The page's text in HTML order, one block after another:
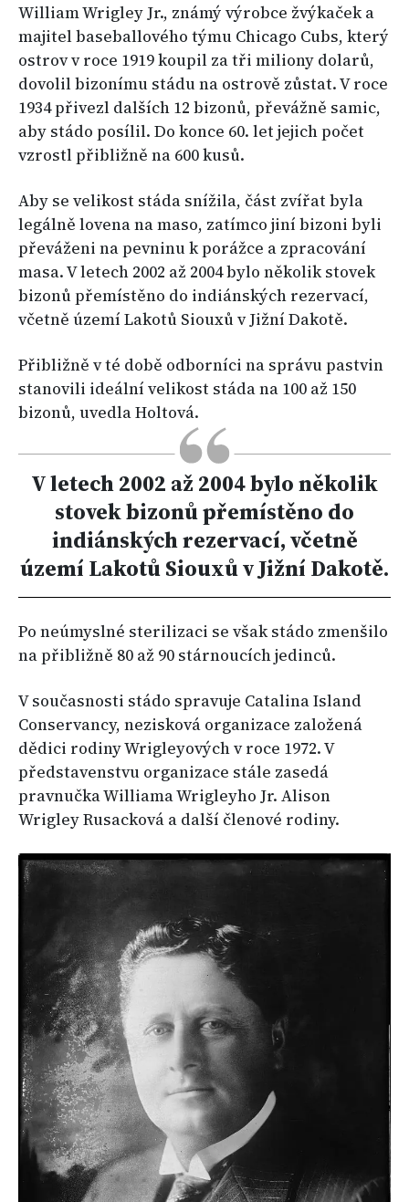
William Wrigley Jr., známý výrobce žvýkaček a
majitel baseballového týmu Chicago Cubs, který
ostrov v roce 1919 koupil za tři miliony dolarů,
dovolil bizonímu stádu na ostrově zůstat. V roce
1934 přivezl dalších 12 bizonů, převážně samic,
aby stádo posílil. Do konce 60. let jejich počet
vzrostl přibližně na 600 kusů.
Aby se velikost stáda snížila, část zvířat byla
legálně lovena na maso, zatímco jiní bizoni byli
převáženi na pevninu k porážce a zpracování
masa. V letech 2002 až 2004 bylo několik stovek
bizonů přemístěno do indiánských rezervací,
včetně území Lakotů Siouxů v Jižní Dakotě.
Přibližně v té době odborníci na správu pastvin
stanovili ideální velikost stáda na 100 až 150
bizonů, uvedla Holtová.
V letech 2002 až 2004 bylo několik
stovek bizonů přemístěno do
indiánských rezervací, včetně
území Lakotů Siouxů v Jižní Dakotě.
Po neúmyslné sterilizaci se však stádo zmenšilo
na přibližně 80 až 90 stárnoucích jedinců.
V současnosti stádo spravuje Catalina Island
Conservancy, nezisková organizace založená
dědici rodiny Wrigleyových v roce 1972. V
představenstvu organizace stále zasedá
pravnučka Williama Wrigleyho Jr. Alison
Wrigley Rusacková a další členové rodiny.